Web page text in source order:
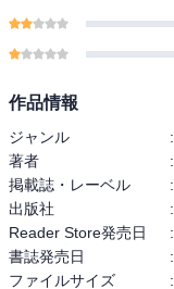
作品情報
ジャンル :
著者
:
掲載誌・レーベル
:
出版社
:
Reader Store発売日
:
書誌発売日
:
ファイルサイズ
: